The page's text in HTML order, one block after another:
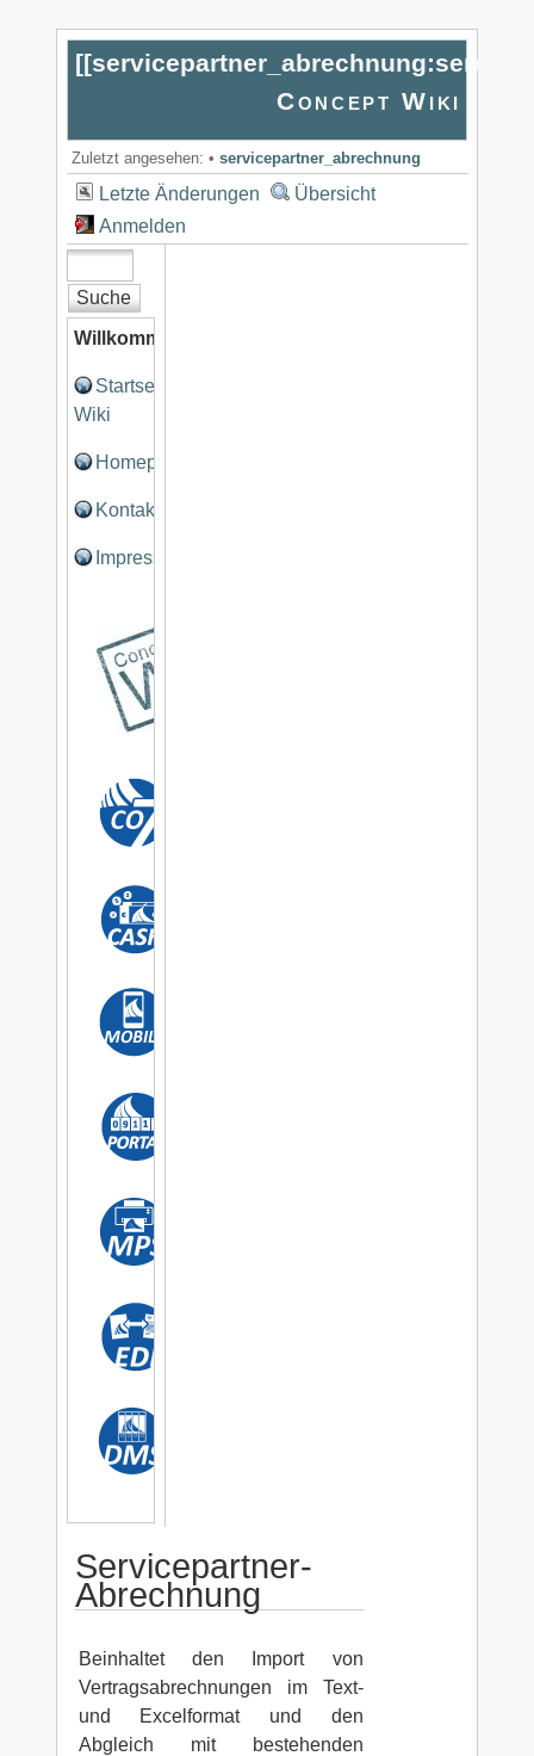
[[
Concept Wiki
Zuletzt angesehen: • servicepartner_abrechnung
Letzte Änderungen
Übersicht
Anmelden
Willkommen
Startseite
Wiki
Homepage
Kontakt
Impressum
Servicepartner-
Abrechnung
Beinhaltet den Import von
Vertragsabrechnungen im Text-
und Excelformat und den
Abgleich mit bestehenden